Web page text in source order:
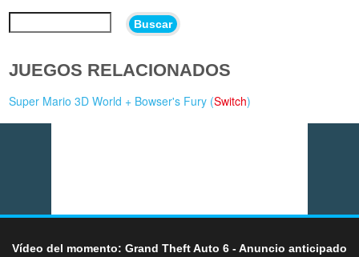
Buscar
JUEGOS RELACIONADOS
Super Mario 3D World + Bowser's Fury (Switch)
Vídeo del momento: Grand Theft Auto 6 - Anuncio anticipado